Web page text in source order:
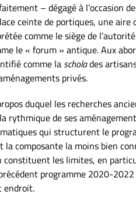
– dégagé à l’occasion
ceinte de portiques, une aire
comme le siège de
le « forum » antique. Aux
comme la scholades
privés.
duquel les recherches
rythmique de ses
qui structurent le
composante la moins bien
constituent les limites, en
programme 2020-
endroit.